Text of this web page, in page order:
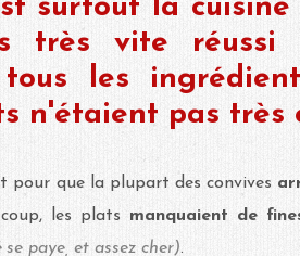
surtout la
très vite réussi
tous les
n'étaient pas très
pour que la plupart des convives
les plats manquaient de
paye, et assez cher).